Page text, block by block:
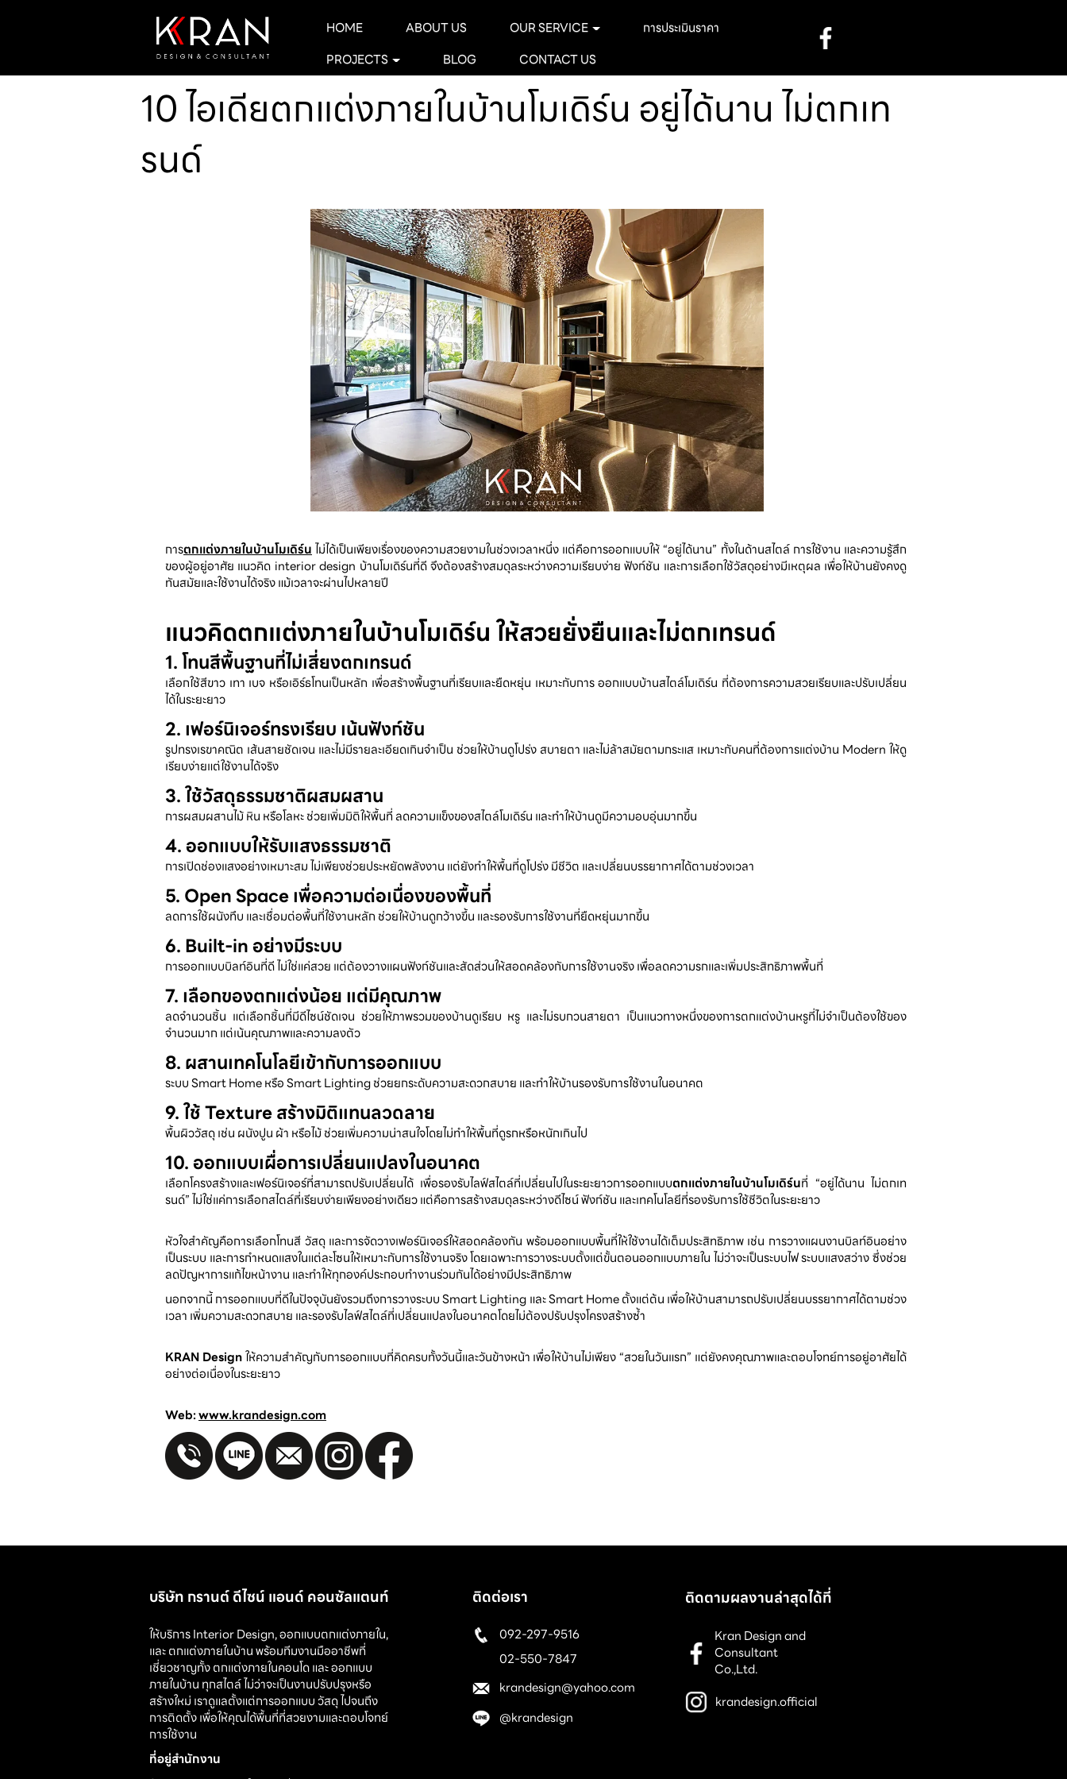
HOME ABOUT US OUR SERVICE
การประเมินราคา
PROJECTS
BLOG CONTACT US
10 ไอเดียตกแต่งภายในบ้านโมเดิร์น อยู่ได้นาน ไม่ตกเท
รนด์
การตกแต่งภายในบ้านโมเดิร์น ไม่ได้เป็นเพียงเรื่องของความสวยงามในช่วงเวลาหนึ่ง แต่คือการออกแบบให้ “อยู่ได้นาน” ทั้งในด้านสไตล์ การใช้งาน และความรู้สึก
ของผู้อยู่อาศัย แนวคิด interior design บ้านโมเดิร์นที่ดี จึงต้องสร้างสมดุลระหว่างความเรียบง่าย ฟังก์ชัน และการเลือกใช้วัสดุอย่างมีเหตุผล เพื่อให้บ้านยังคงดู
ทันสมัยและใช้งานได้จริง แม้เวลาจะผ่านไปหลายปี
แนวคิดตกแต่งภายในบ้านโมเดิร์น ให้สวยยั่งยืนและไม่ตกเทรนด์
1. โทนสีพื้นฐานที่ไม่เสี่ยงตกเทรนด์
เลือกใช้สีขาว เทา เบจ หรือเอิร์ธโทนเป็นหลัก เพื่อสร้างพื้นฐานที่เรียบและยืดหยุ่น เหมาะกับการ ออกแบบบ้านสไตล์โมเดิร์น ที่ต้องการความสวยเรียบและปรับเปลี่ยน
ได้ในระยะยาว
2. เฟอร์นิเจอร์ทรงเรียบ เน้นฟังก์ชัน
รูปทรงเรขาคณิต เส้นสายชัดเจน และไม่มีรายละเอียดเกินจำเป็น ช่วยให้บ้านดูโปร่ง สบายตา และไม่ล้าสมัยตามกระแส เหมาะกับคนที่ต้องการแต่งบ้าน Modern ให้ดู
เรียบง่ายแต่ใช้งานได้จริง
3. ใช้วัสดุธรรมชาติผสมผสาน
การผสมผสานไม้ หิน หรือโลหะ ช่วยเพิ่มมิติให้พื้นที่ ลดความแข็งของสไตล์โมเดิร์น และทำให้บ้านดูมีความอบอุ่นมากขึ้น
4. ออกแบบให้รับแสงธรรมชาติ
การเปิดช่องแสงอย่างเหมาะสม ไม่เพียงช่วยประหยัดพลังงาน แต่ยังทำให้พื้นที่ดูโปร่ง มีชีวิต และเปลี่ยนบรรยากาศได้ตามช่วงเวลา
5. Open Space เพื่อความต่อเนื่องของพื้นที่
ลดการใช้ผนังทึบ และเชื่อมต่อพื้นที่ใช้งานหลัก ช่วยให้บ้านดูกว้างขึ้น และรองรับการใช้งานที่ยืดหยุ่นมากขึ้น
6. Built-in อย่างมีระบบ
การออกแบบบิลท์อินที่ดี ไม่ใช่แค่สวย แต่ต้องวางแผนฟังก์ชันและสัดส่วนให้สอดคล้องกับการใช้งานจริง เพื่อลดความรกและเพิ่มประสิทธิภาพพื้นที่
7. เลือกของตกแต่งน้อย แต่มีคุณภาพ
ลดจำนวนชิ้น แต่เลือกชิ้นที่มีดีไซน์ชัดเจน ช่วยให้ภาพรวมของบ้านดูเรียบ หรู และไม่รบกวนสายตา เป็นแนวทางหนึ่งของการตกแต่งบ้านหรูที่ไม่จำเป็นต้องใช้ของ
จำนวนมาก แต่เน้นคุณภาพและความลงตัว
8. ผสานเทคโนโลยีเข้ากับการออกแบบ
ระบบ Smart Home หรือ Smart Lighting ช่วยยกระดับความสะดวกสบาย และทำให้บ้านรองรับการใช้งานในอนาคต
9. ใช้ Texture สร้างมิติแทนลวดลาย
พื้นผิววัสดุ เช่น ผนังปูน ผ้า หรือไม้ ช่วยเพิ่มความน่าสนใจโดยไม่ทำให้พื้นที่ดูรกหรือหนักเกินไป
10. ออกแบบเผื่อการเปลี่ยนแปลงในอนาคต
เลือกโครงสร้างและเฟอร์นิเจอร์ที่สามารถปรับเปลี่ยนได้ เพื่อรองรับไลฟ์สไตล์ที่เปลี่ยนไปในระยะยาวการออกแบบตกแต่งภายในบ้านโมเดิร์นที่ “อยู่ได้นาน ไม่ตกเท
รนด์” ไม่ใช่แค่การเลือกสไตล์ที่เรียบง่ายเพียงอย่างเดียว แต่คือการสร้างสมดุลระหว่างดีไซน์ ฟังก์ชัน และเทคโนโลยีที่รองรับการใช้ชีวิตในระยะยาว
หัวใจสำคัญคือการเลือกโทนสี วัสดุ และการจัดวางเฟอร์นิเจอร์ให้สอดคล้องกัน พร้อมออกแบบพื้นที่ให้ใช้งานได้เต็มประสิทธิภาพ เช่น การวางแผนงานบิลท์อินอย่าง
เป็นระบบ และการกำหนดแสงในแต่ละโซนให้เหมาะกับการใช้งานจริง โดยเฉพาะการวางระบบตั้งแต่ขั้นตอนออกแบบภายใน ไม่ว่าจะเป็นระบบไฟ ระบบแสงสว่าง ซึ่งช่วย
ลดปัญหาการแก้ไขหน้างาน และทำให้ทุกองค์ประกอบทำงานร่วมกันได้อย่างมีประสิทธิภาพ
นอกจากนี้ การออกแบบที่ดีในปัจจุบันยังรวมถึงการวางระบบ Smart Lighting และ Smart Home ตั้งแต่ต้น เพื่อให้บ้านสามารถปรับเปลี่ยนบรรยากาศได้ตามช่วง
เวลา เพิ่มความสะดวกสบาย และรองรับไลฟ์สไตล์ที่เปลี่ยนแปลงในอนาคตโดยไม่ต้องปรับปรุงโครงสร้างซ้ำ
KRAN Design ให้ความสำคัญกับการออกแบบที่คิดครบทั้งวันนี้และวันข้างหน้า เพื่อให้บ้านไม่เพียง “สวยในวันแรก” แต่ยังคงคุณภาพและตอบโจทย์การอยู่อาศัยได้
อย่างต่อเนื่องในระยะยาว
Web: www.krandesign.com
บริษัท กรานต์ ดีไซน์ แอนด์ คอนซัลแตนท์
ให้บริการInterior Design,ออกแบบตกแต่งภายใน,
และตกแต่งภายในบ้านพร้อมทีมงานมืออาชีพที่
เชี่ยวชาญทั้ง ตกแต่งภายในคอนโด และออกแบบ
ภายในบ้าน ทุกสไตล์ ไม่ว่าจะเป็นงานปรับปรุงหรือ
สร้างใหม่ เราดูแลตั้งแต่การออกแบบ วัสดุ ไปจนถึง
การติดตั้ง เพื่อให้คุณได้พื้นที่ที่สวยงามและตอบโจทย์
การใช้งาน
ที่อยู่สำนักงาน
ติดต่อเรา
092-297-9516
02-550-7847
krandesign@yahoo.com
@krandesign
ติดตามผลงานล่าสุดได้ที่
Kran Design and
Consultant
Co.,Ltd.
krandesign.official